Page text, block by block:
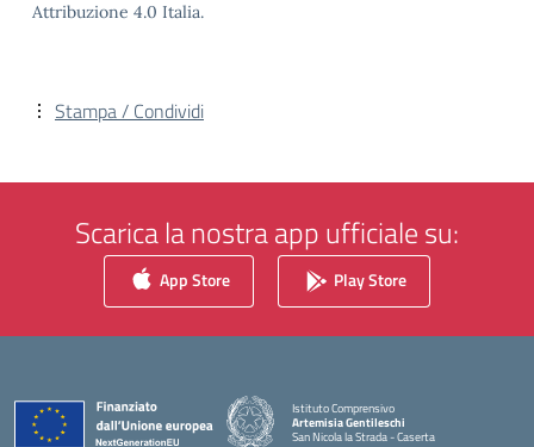
Attribuzione 4.0 Italia.
Stampa / Condividi
Scarica la nostra app ufficiale su:
App Store Play Store
Istituto Comprensivo
Artemisia Gentileschi
San Nicola la Strada - Caserta